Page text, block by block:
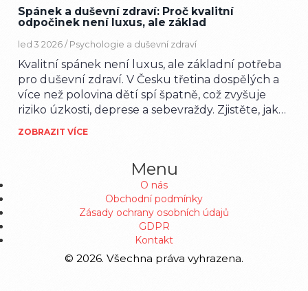
Spánek a duševní zdraví: Proč kvalitní
odpočinek není luxus, ale základ
led 3 2026 / Psychologie a duševní zdraví
Kvalitní spánek není luxus, ale základní potřeba
pro duševní zdraví. V Česku třetina dospělých a
více než polovina dětí spí špatně, což zvyšuje
riziko úzkosti, deprese a sebevraždy. Zjistěte, jak
ZOBRAZIT VÍCE
Menu
O nás
Obchodní podmínky
Zásady ochrany osobních údajů
GDPR
Kontakt
© 2026. Všechna práva vyhrazena.